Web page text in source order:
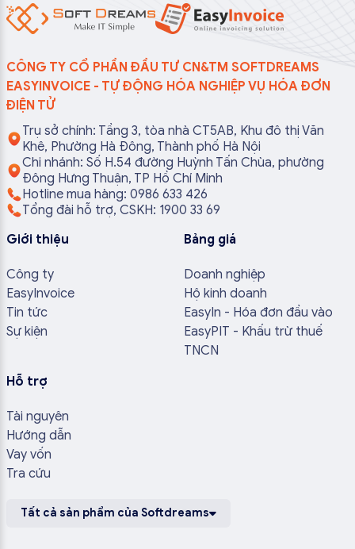
CÔNG TY CỔ PHẦN ĐẦU TƯ CN&TM SOFTDREAMS
EASYINVOICE - TỰ ĐỘNG HÓA NGHIỆP VỤ HÓA ĐƠN
ĐIỆN TỬ
Trụ sở chính: Tầng 3, tòa nhà CT5AB, Khu đô thị Văn
Khê, Phường Hà Đông, Thành phố Hà Nội
Chi nhánh: Số H.54 đường Huỳnh Tấn Chùa, phường
Đông Hưng Thuận, TP Hồ Chí Minh
Hotline mua hàng: 0986 633 426
Tổng đài hỗ trợ, CSKH: 1900 33 69
Giới thiệu
Công ty
EasyInvoice
Tin tức
Sự kiện
Bảng giá
Doanh nghiệp
Hộ kinh doanh
EasyIn - Hóa đơn đầu vào
EasyPIT - Khấu trừ thuế
TNCN
Hỗ trợ
Tài nguyên
Hướng dẫn
Vay vốn
Tra cứu
Tất cả sản phẩm của Softdreams